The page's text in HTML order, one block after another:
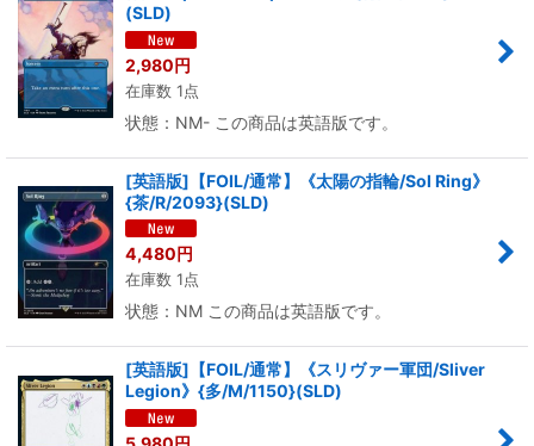
(SLD)
2,980円
在庫数 1点
状態：NM- この商品は英語版です。
[英語版]【FOIL/通常】《太陽の指輪/Sol Ring》
{茶/R/2093}(SLD)
4,480円
在庫数 1点
状態：NM この商品は英語版です。
[英語版]【FOIL/通常】《スリヴァー軍団/Sliver
Legion》{多/M/1150}(SLD)